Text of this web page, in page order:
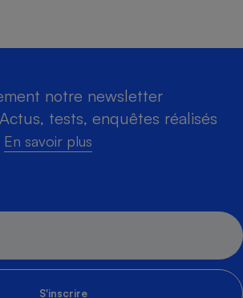
notre newsletter
tests, enquêtes réalisés
En savoir plus
S'inscrire